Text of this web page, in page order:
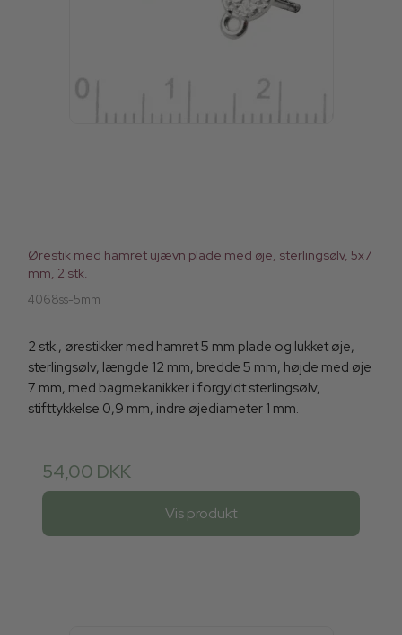
Ørestik med hamret ujævn plade med øje, sterlingsølv, 5x7
mm, 2 stk.
4068ss-5mm
2 stk., ørestikker med hamret 5 mm plade og lukket øje,
sterlingsølv, længde 12 mm, bredde 5 mm, højde med øje
7 mm, med bagmekanikker i forgyldt sterlingsølv,
stifttykkelse 0,9 mm, indre øjediameter 1 mm.
54,00 DKK
Vis produkt